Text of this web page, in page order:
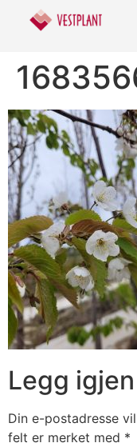
Legg
Din e-postadresse
felt er merket med *